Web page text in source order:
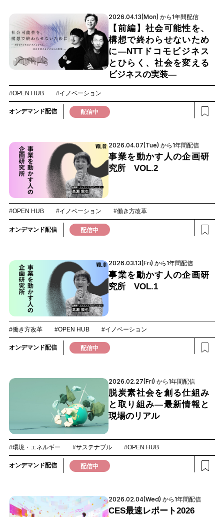
2026.04.13(Mon) から1年間配信
【前編】社会可能性を、
構想で終わらせないため
に―NTTドコモビジネス
とひらく、社会を変える
ビジネスの実装―
#OPEN HUB #イノベーション
オンデマンド配信 配信中
2026.04.07(Tue) から1年間配信
事業を動かす人の企画研
究所 VOL.2
#OPEN HUB #イノベーション #働き方改革
オンデマンド配信 配信中
2026.03.13(Fri) から1年間配信
事業を動かす人の企画研
究所 VOL.1
#働き方改革 #OPEN HUB #イノベーション
オンデマンド配信 配信中
2026.02.27(Fri) から1年間配信
脱炭素社会を創る仕組み
と取り組み―最新情報と
現場のリアル
#環境・エネルギー #サステナブル #OPEN HUB
オンデマンド配信 配信中
2026.02.04(Wed) から1年間配信
CES最速レポート2026